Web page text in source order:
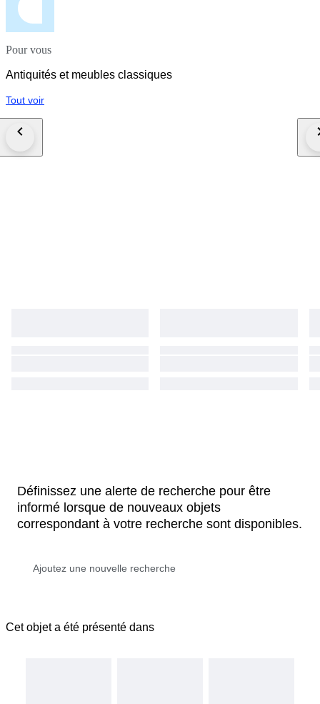
Pour vous
Antiquités et meubles classiques
Tout voir
Définissez une alerte de recherche pour être
informé lorsque de nouveaux objets
correspondant à votre recherche sont disponibles.
Cet objet a été présenté dans